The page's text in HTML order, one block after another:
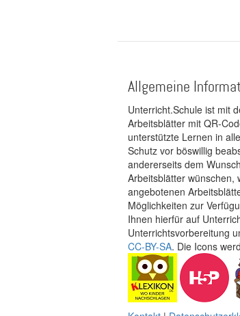
Allgemeine
Unterricht.Schule ist mit
Arbeitsblätter mit QR-
unterstützte Lernen in
Schutz vor böswillig
andererseits dem
Arbeitsblätter wünschen,
angebotenen
Möglichkeiten zur
Ihnen hierfür auf
Unterrichtsvorbereitung
CC-BY-SA. Die Icons